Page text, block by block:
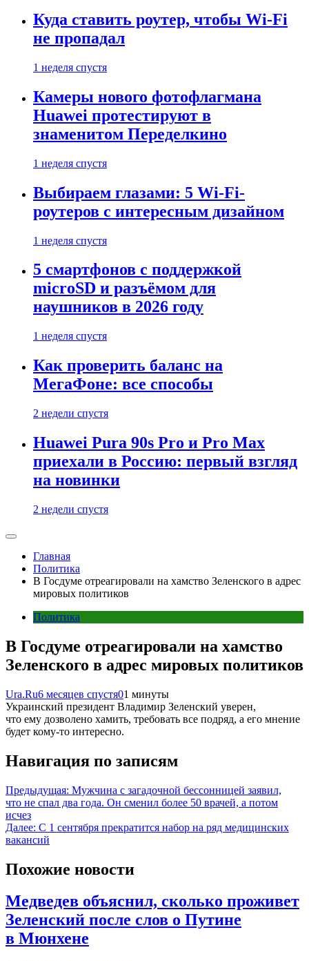
Куда ставить роутер, чтобы Wi-Fi
не пропадал
1 неделя спустя
Камеры нового фотофлагмана
Huawei протестируют в
знаменитом Переделкино
1 неделя спустя
Выбираем глазами: 5 Wi-Fi-
роутеров с интересным дизайном
1 неделя спустя
5 смартфонов с поддержкой
microSD и разъёмом для
наушников в 2026 году
1 неделя спустя
Как проверить баланс на
МегаФоне: все способы
2 недели спустя
Huawei Pura 90s Pro и Pro Max
приехали в Россию: первый взгляд
на новинки
2 недели спустя
Главная
Политика
В Госдуме отреагировали на хамство Зеленского в адрес
мировых политиков
Политика
В Госдуме отреагировали на хамство
Зеленского в адрес мировых политиков
Ura.Ru6 месяцев спустя01 минуты
Украинский президент Владимир Зеленский уверен,
что ему дозволено хамить, требовать все подряд, а его мнение
будет кому-то интересно.
Навигация по записям
Предыдущая: Мужчина с загадочной бессонницей заявил,
что не спал два года. Он сменил более 50 врачей, а потом
исчез
Далее: С 1 сентября прекратится набор на ряд медицинских
вакансий
Похожие новости
Медведев объяснил, сколько проживет
Зеленский после слов о Путине
в Мюнхене